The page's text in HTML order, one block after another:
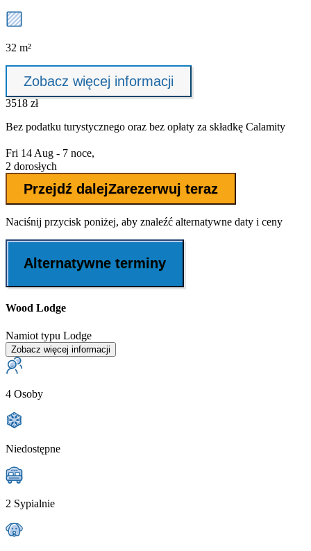
32 m²
Zobacz więcej informacji
3518 zł
Bez podatku turystycznego oraz bez opłaty za składkę Calamity
Fri 14 Aug - 7 noce,
2 dorosłych
Przejdź dalejZarezerwuj teraz
Naciśnij przycisk poniżej, aby znaleźć alternatywne daty i ceny
Alternatywne terminy
Wood Lodge
Namiot typu Lodge
Zobacz więcej informacji
4 Osoby
Niedostępne
2 Sypialnie